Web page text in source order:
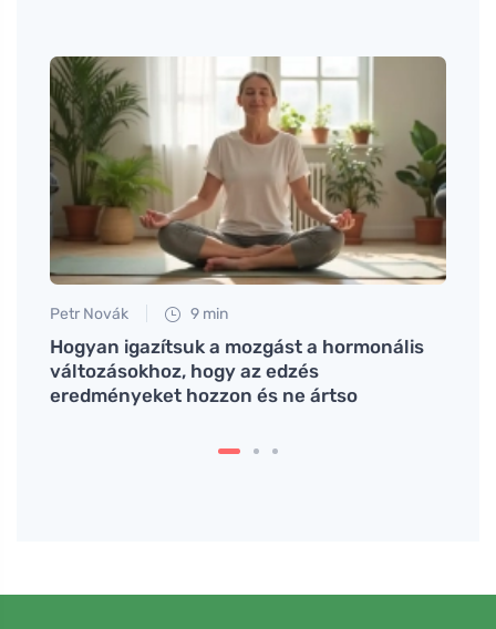
Petr Novák 9 min
Hogyan igazítsuk a mozgást a hormonális
változásokhoz, hogy az edzés
eredményeket hozzon és ne ártso